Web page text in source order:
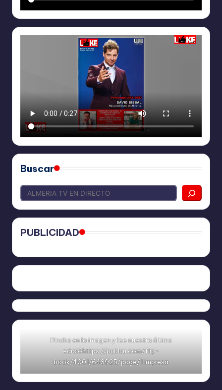
Buscar
PUBLICIDAD
Ya
Pincha en la imagen y lee nuestra última
edicióhttps://publuu.com/flip-
book/4001/643925/page/1 impresa